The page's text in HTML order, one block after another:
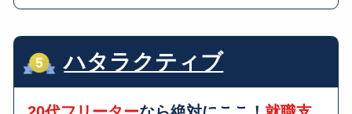
ハタラクティブ